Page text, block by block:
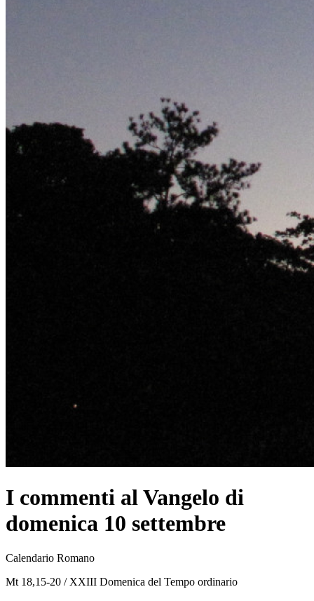
I commenti al Vangelo di
domenica 10 settembre
Calendario Romano
Mt 18,15-20 / XXIII Domenica del Tempo ordinario